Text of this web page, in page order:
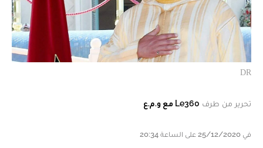
DR
تحرير من طرف Le360 مع و.م.ع
في 25/12/2020 على الساعة 20:34